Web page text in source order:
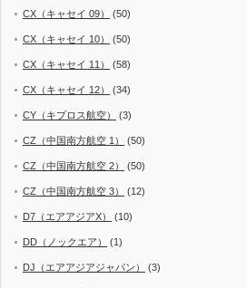
CX（キャセイ 09） (50)
CX（キャセイ 10） (50)
CX（キャセイ 11） (58)
CX（キャセイ 12） (34)
CY（キプロス航空） (3)
CZ（中国南方航空 1） (50)
CZ（中国南方航空 2） (50)
CZ（中国南方航空 3） (12)
D7（エアアジアX） (10)
DD（ノックエア） (1)
DJ（エアアジアジャパン） (3)